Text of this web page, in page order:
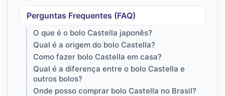
Perguntas Frequentes (FAQ)
O que é o bolo Castella japonês?
Qual é a origem do bolo Castella?
Como fazer bolo Castella em casa?
Qual é a diferença entre o bolo Castella e
outros bolos?
Onde posso comprar bolo Castella no Brasil?